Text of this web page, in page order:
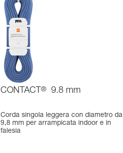
CONTACT ® 9.8 mm
Corda singola leggera con diametro da
9,8 mm per arrampicata indoor e in
falesia